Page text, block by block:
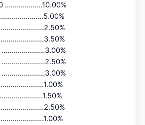
...................10.00%